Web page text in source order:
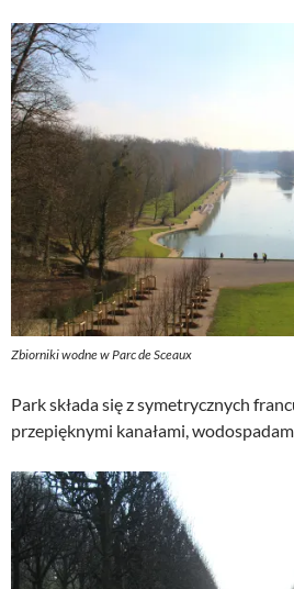
Zbiorniki wodne w Parc de Sceaux
Park składa się z symetrycznych
przepięknymi kanałami,